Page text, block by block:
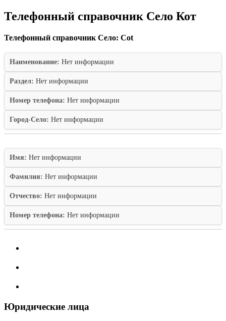
Телефонный справочник Село Кот
Телефонный справочник Село: Cot
Наименование: Нет информации
Раздел: Нет информации
Номер телефона: Нет информации
Город-Село: Нет информации
Имя: Нет информации
Фамилия: Нет информации
Отчество: Нет информации
Номер телефона: Нет информации
Юридические лица